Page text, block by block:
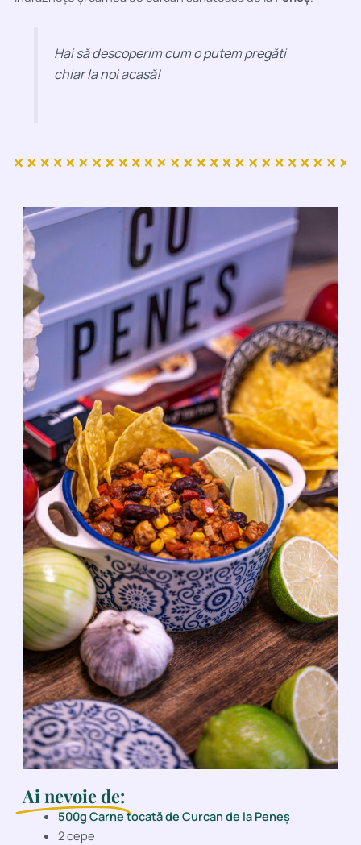
Hai să descoperim cum o putem pregăti
chiar la noi acasă!
Ai nevoie de:
500g Carne tocată de Curcan de la Peneș
2 cepe